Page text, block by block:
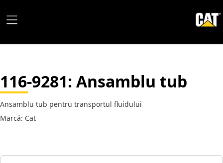
116-9281: Ansamblu tub
Ansamblu tub pentru transportul fluidului
Marcă: Cat